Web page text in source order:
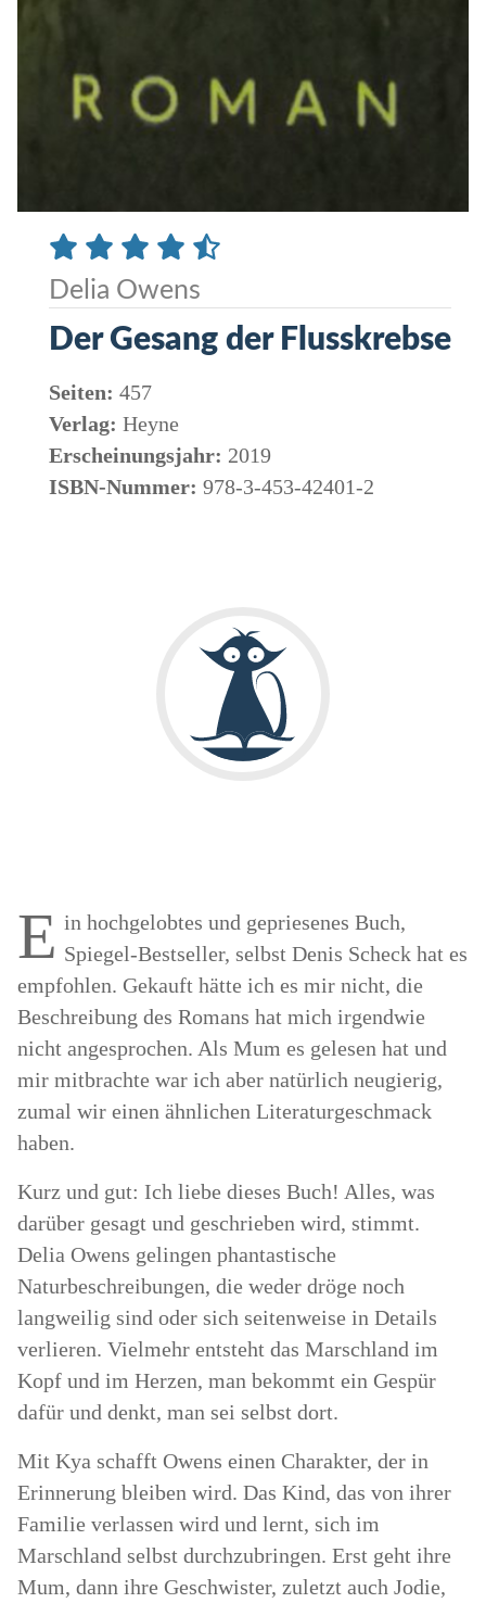
Der Gesang der Flusskrebse
Delia Owens
Seiten: 457
Verlag: Heyne
Erscheinungsjahr: 2019
ISBN-Nummer: 978-3-453-42401-2
E in hochgelobtes und gepriesenes Buch,
Spiegel-Bestseller, selbst Denis Scheck hat es
empfohlen. Gekauft hätte ich es mir nicht, die
Beschreibung des Romans hat mich irgendwie
nicht angesprochen. Als Mum es gelesen hat und
mir mitbrachte war ich aber natürlich neugierig,
zumal wir einen ähnlichen Literaturgeschmack
haben.
Kurz und gut: Ich liebe dieses Buch! Alles, was
darüber gesagt und geschrieben wird, stimmt.
Delia Owens gelingen phantastische
Naturbeschreibungen, die weder dröge noch
langweilig sind oder sich seitenweise in Details
verlieren. Vielmehr entsteht das Marschland im
Kopf und im Herzen, man bekommt ein Gespür
dafür und denkt, man sei selbst dort.
Mit Kya schafft Owens einen Charakter, der in
Erinnerung bleiben wird. Das Kind, das von ihrer
Familie verlassen wird und lernt, sich im
Marschland selbst durchzubringen. Erst geht ihre
Mum, dann ihre Geschwister, zuletzt auch Jodie,